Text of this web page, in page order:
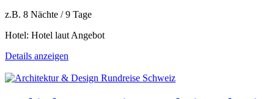
z.B. 8 Nächte / 9 Tage
Hotel: Hotel laut Angebot
Details anzeigen